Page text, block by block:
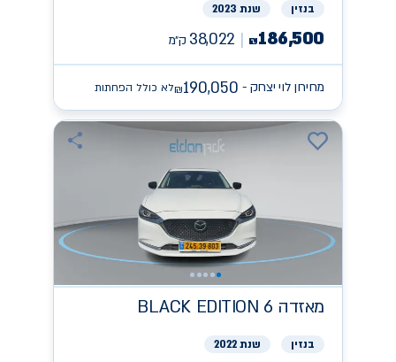
בנזין שנת 2023
₪186,500
38,022 ק״מ
מחירון לוי יצחק - ₪190,050 לא כולל הפחתות
מאזדה BLACK EDITION 6
בנזין שנת 2022